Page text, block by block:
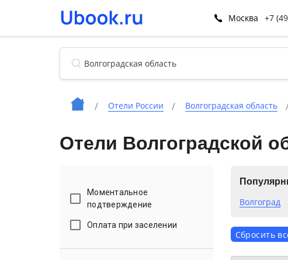
Москва +7
Отели России Волгоградская область
Отели Волгоградской
Моментальное
подтверждение
Оплата при заселении
Волгоград
Сбросить